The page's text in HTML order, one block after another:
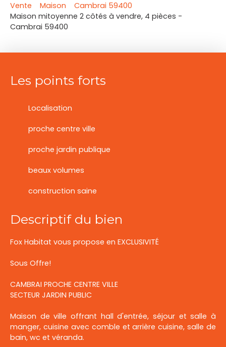
Vente Maison
Cambrai 59400
Maison mitoyenne 2 côtés à vendre, 4 pièces -
Cambrai 59400
Les points forts
Localisation
proche centre ville
proche jardin publique
beaux volumes
construction saine
Descriptif du bien
Fox Habitat vous propose en EXCLUSIVITÉ
Sous Offre!
CAMBRAI PROCHE CENTRE VILLE
SECTEUR JARDIN PUBLIC
Maison de ville offrant hall d'entrée, séjour et salle à
manger, cuisine avec comble et arrière cuisine, salle de
bain, wc et véranda.